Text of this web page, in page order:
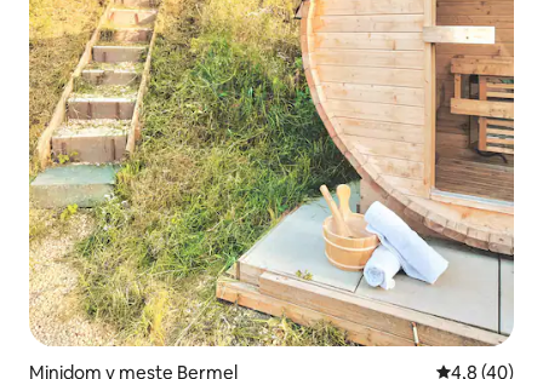
Minidom v meste Bermel Priemerné
4,8 (40)